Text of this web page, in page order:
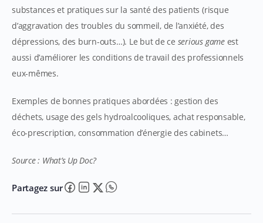
substances et pratiques sur la santé des patients (risque
d’aggravation des troubles du sommeil, de l’anxiété, des
dépressions, des burn-outs…). Le but de ce serious game est
aussi d’améliorer les conditions de travail des professionnels
eux-mêmes.
Exemples de bonnes pratiques abordées : gestion des
déchets, usage des gels hydroalcooliques, achat responsable,
éco-prescription, consommation d’énergie des cabinets…
Source : What’s Up Doc?
Partagez sur